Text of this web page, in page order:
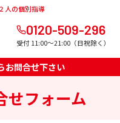
人の個別指導
0120-509-296
受付 11:00～21:00（日祝除く）
せフォーム
お問合せ下さい